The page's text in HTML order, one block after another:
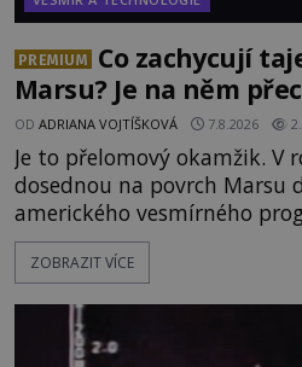
PREMIUM
Co zachycují
Marsu? Je na něm
OD ADRIANA VOJTÍŠKOVÁ 7.8.2026
Je to přelomový okamžik. V
dosednou na povrch Marsu
amerického vesmírného
jsou schopny pořídit
opředené rudé planety.
zvané Cydonie totiž zachytí
připomínající lidskou tvář.
ZOBRAZIT VÍCE